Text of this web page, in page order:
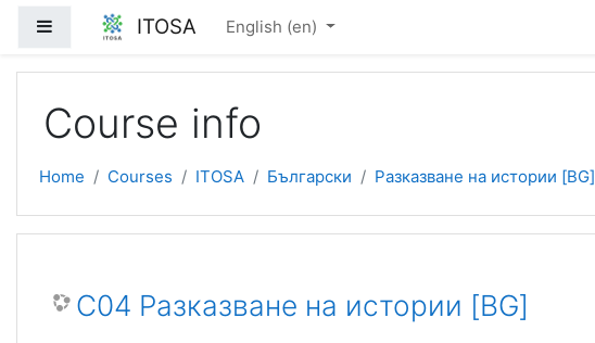
Skip to main content
Side panel ITOSA English ‎(en)‎
Course info
Home Courses ITOSA Български Разказване на истории [BG]
C04 Разказване на истории [BG]